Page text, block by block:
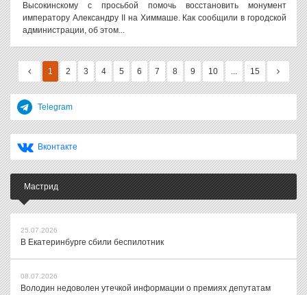
Высокинскому с просьбой помочь восстановить монумент
императору Александру II на Химмаше. Как сообщили в городской
администрации, об этом...
1 2 3 4 5 6 7 8 9 10 ... 15
Telegram
Вконтакте
Мастрид
25.07.2026
В Екатеринбурге сбили беспилотник
08.07.2026
Володин недоволен утечкой информации о премиях депутатам